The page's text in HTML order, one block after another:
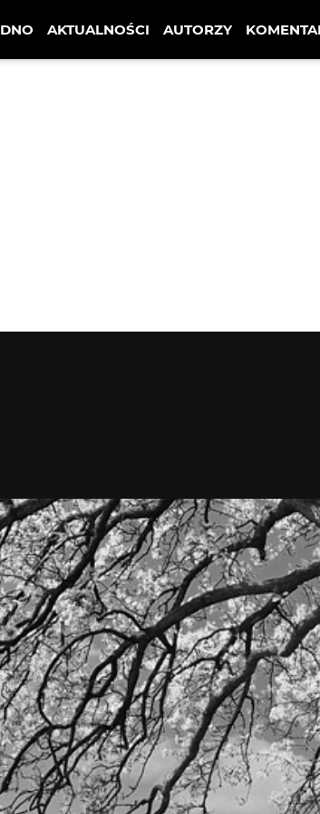
DNO AKTUALNOŚCI AUTORZY